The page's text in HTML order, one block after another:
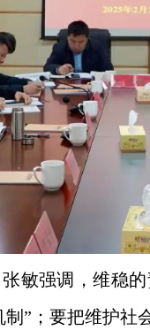
敏强调，维稳
”；要把维护